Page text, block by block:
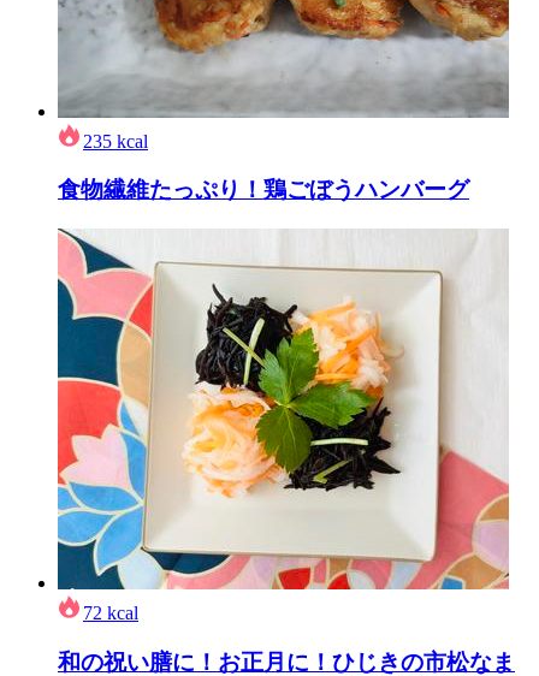
235 kcal
食物繊維たっぷり！鶏ごぼうハンバーグ
72 kcal
和の祝い膳に！お正月に！ひじきの市松なま